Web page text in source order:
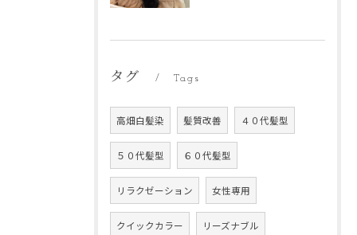
タグ Tags
高畑白髪染 髪質改善 ４０代髪型
５０代髪型 ６０代髪型
リラクゼーション 女性専用
クイックカラー リーズナブル